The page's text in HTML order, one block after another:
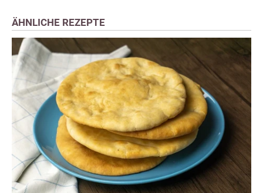
ÄHNLICHE REZEPTE